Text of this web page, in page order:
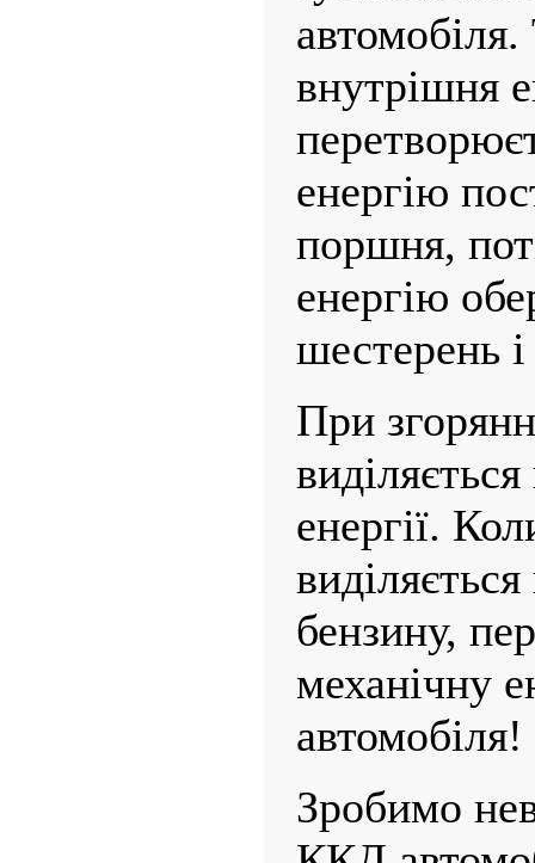
внутрішня
енер­гію
поршня,
енергію
шестерень і
При
енергії.
бензину,
механічну
автомобіля!
Зробимо